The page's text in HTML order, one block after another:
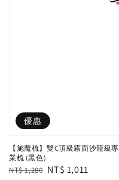
優惠
【施魔梳】雙C頂級霧面沙龍級專
業梳 (黑色)
Regular
NT$ 1,280 Sale
NT$ 1,011